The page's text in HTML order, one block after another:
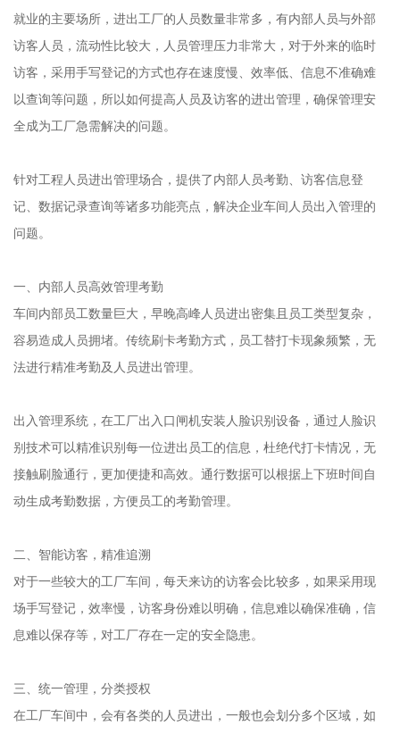
就业的主要场所，进出工厂的人员数量非常多，有内部人员与外部
访客人员，流动性比较大，人员管理压力非常大，对于外来的临时
访客，采用手写登记的方式也存在速度慢、效率低、信息不准确难
以查询等问题，所以如何提高人员及访客的进出管理，确保管理安
全成为工厂急需解决的问题。
针对工程人员进出管理场合，提供了内部人员考勤、访客信息登
记、数据记录查询等诸多功能亮点，解决企业车间人员出入管理的
问题。
一、内部人员高效管理考勤
车间内部员工数量巨大，早晚高峰人员进出密集且员工类型复杂，
容易造成人员拥堵。传统刷卡考勤方式，员工替打卡现象频繁，无
法进行精准考勤及人员进出管理。
出入管理系统，在工厂出入口闸机安装人脸识别设备，通过人脸识
别技术可以精准识别每一位进出员工的信息，杜绝代打卡情况，无
接触刷脸通行，更加便捷和高效。通行数据可以根据上下班时间自
动生成考勤数据，方便员工的考勤管理。
二、智能访客，精准追溯
对于一些较大的工厂车间，每天来访的访客会比较多，如果采用现
场手写登记，效率慢，访客身份难以明确，信息难以确保准确，信
息难以保存等，对工厂存在一定的安全隐患。
三、统一管理，分类授权
在工厂车间中，会有各类的人员进出，一般也会划分多个区域，如